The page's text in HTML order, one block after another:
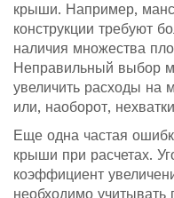
крыши. Например,
конструкции требуют
наличия множества
Неправильный выбор
увеличить расходы на
или, наоборот,
Еще одна частая
крыши при расчетах.
коэффициент
необходимо учитывать